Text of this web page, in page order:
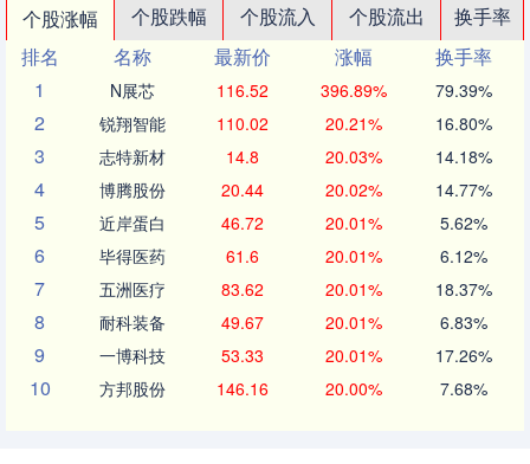
个股涨幅 个股跌幅 个股流入 个股流出
换手率
排名
名称 最新价 涨幅
换手率
1
N展芯 116.52 396.89% 79.39%
2 锐翔智能 110.02 20.21% 16.80%
3 志特新材 14.8 20.03% 14.18%
4 博腾股份 20.44 20.02% 14.77%
5 近岸蛋白 46.72 20.01% 5.62%
6 毕得医药 61.6 20.01% 6.12%
7 五洲医疗 83.62 20.01% 18.37%
8 耐科装备 49.67 20.01% 6.83%
9 一博科技 53.33 20.01% 17.26%
10 方邦股份 146.16 20.00% 7.68%